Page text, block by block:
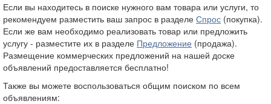
Если вы находитесь в поиске нужного вам товара или услуги, то
рекомендуем разместить ваш запрос в разделе Спрос (покупка).
Если же вам необходимо реализовать товар или предложить
услугу - разместите их в разделе Предложение (продажа).
Размещение коммерческих предложений на нашей доске
объявлений предоставляется бесплатно!
Также вы можете воспользоваться общим поиском по всем
объявлениям: